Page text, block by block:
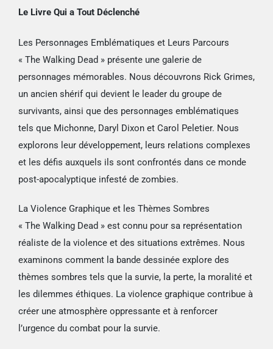
Le Livre Qui a Tout Déclenché
Les Personnages Emblématiques et Leurs Parcours
« The Walking Dead » présente une galerie de
personnages mémorables. Nous découvrons Rick Grimes,
un ancien shérif qui devient le leader du groupe de
survivants, ainsi que des personnages emblématiques
tels que Michonne, Daryl Dixon et Carol Peletier. Nous
explorons leur développement, leurs relations complexes
et les défis auxquels ils sont confrontés dans ce monde
post-apocalyptique infesté de zombies.
La Violence Graphique et les Thèmes Sombres
« The Walking Dead » est connu pour sa représentation
réaliste de la violence et des situations extrêmes. Nous
examinons comment la bande dessinée explore des
thèmes sombres tels que la survie, la perte, la moralité et
les dilemmes éthiques. La violence graphique contribue à
créer une atmosphère oppressante et à renforcer
l’urgence du combat pour la survie.